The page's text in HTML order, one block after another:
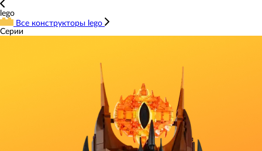
lego
Все конструкторы lego
Серии